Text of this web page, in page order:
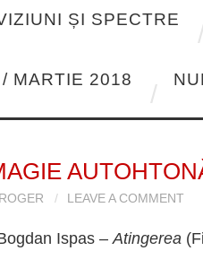
ȘI SPECTRE
MARTIE 2018
LEAVE A COMMENT
Ispas –Atingerea